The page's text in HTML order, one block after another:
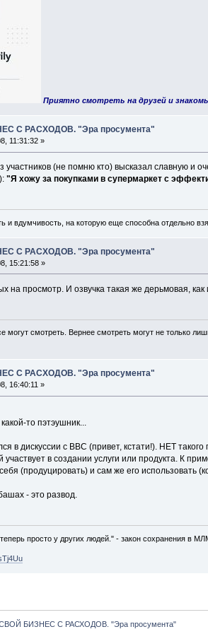
Приятно смотреть на друзей и
С РАСХОДОВ. "Эра просумента"
11:31:32 »
участников (не помню кто) высказал славную
"Я хожу за покупками в супермаркет с
и вдумчивость, на которую еще способна отдельно
С РАСХОДОВ. "Эра просумента"
15:21:58 »
на просмотр. И озвучка такая же дерьмовая, как
могут смотреть. Вернее смотреть могут не только
С РАСХОДОВ. "Эра просумента"
16:40:11 »
то пэтэушник...
в дискуссии с ВВС (привет, кстати!). НЕТ
участвует в создании услуги или продукта. К
(продуцировать) и сам же его использовать
- это развод.
просто у других людей." - закон сохранения в
БИЗНЕС С РАСХОДОВ. "Эра просумента"